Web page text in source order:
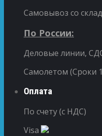
Самовывоз со
По России:
Деловые линии,
Самолетом (Сроки
Оплата
По счету (с НДС)
Visa